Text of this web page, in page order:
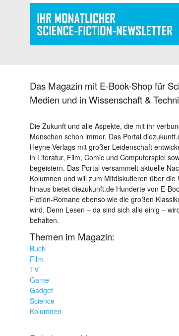
Das Magazin mit E-Book-Shop für
Medien und in Wissenschaft &
Die Zukunft und alle Aspekte, die mit ihr
Menschen schon immer. Das Portal
Heyne-Verlags mit großer Leidenschaft
in Literatur, Film, Comic und Computerspiel
begeistern. Das Portal versammelt aktuelle
Kolumnen und will zum Mitdiskutieren über
hinaus bietet diezukunft.de Hunderte von E-
Fiction-Romane ebenso wie die großen
wird. Denn Lesen – da sind sich alle einig –
behalten.
Themen im Magazin:
Buch
Film
TV
Game
Gadget
Science
Kolumnen